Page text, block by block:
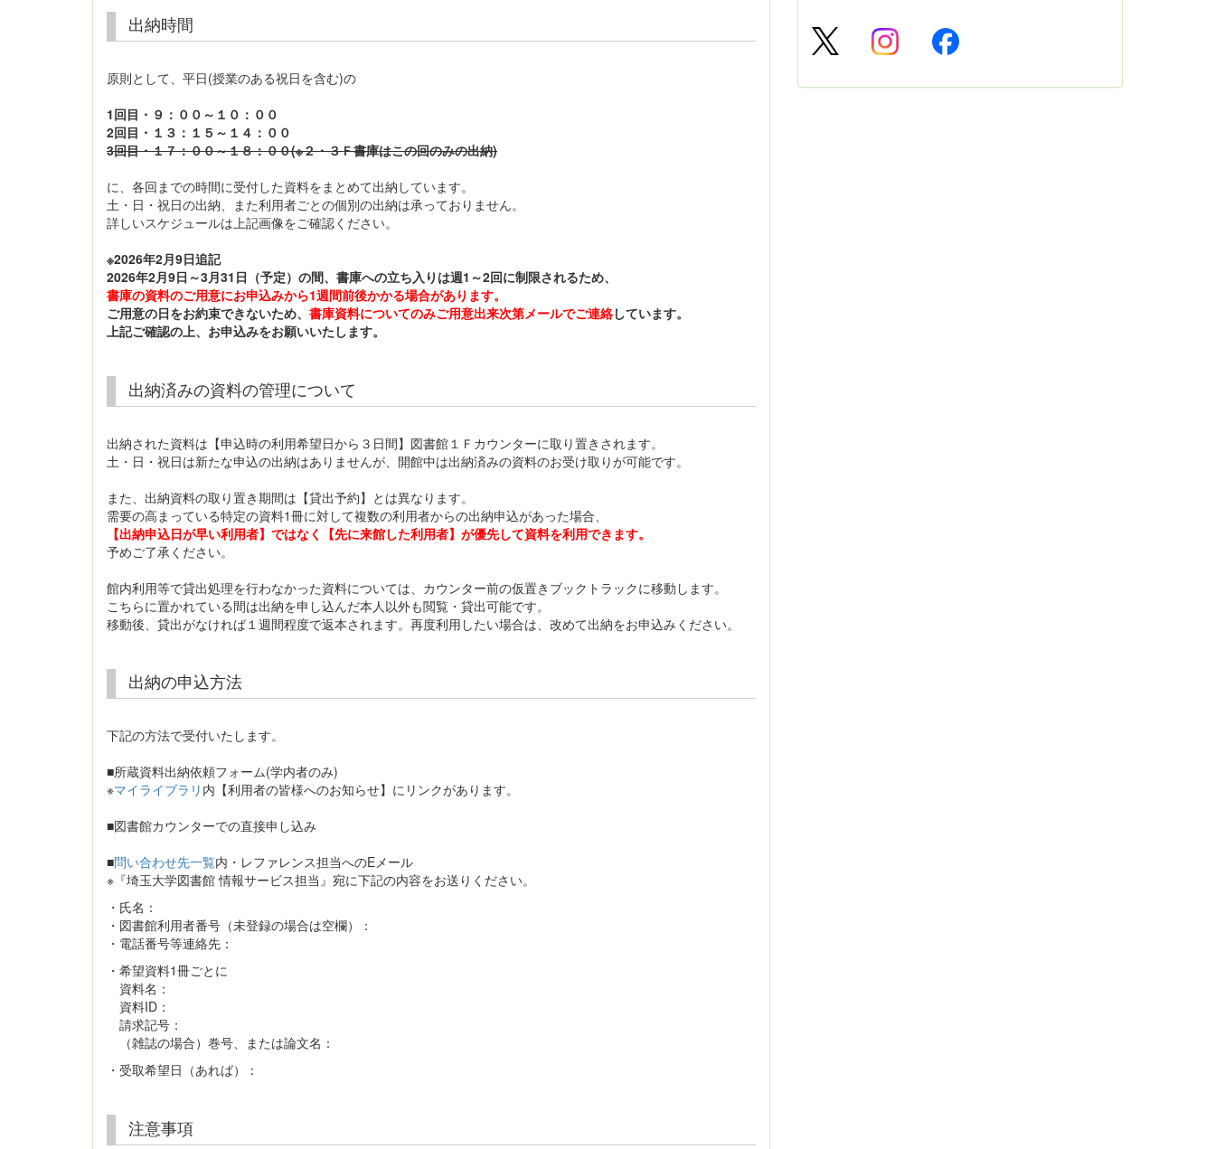
出納時間
原則として、平日(授業のある祝日を含む)の
1回目・９：００～１０：００
2回目・１３：１５～１４：００
3回目・１７：００～１８：００(※２・３Ｆ書庫はこの回のみの出納)
に、各回までの時間に受付した資料をまとめて出納しています。
土・日・祝日の出納、また利用者ごとの個別の出納は承っておりません。
詳しいスケジュールは上記画像をご確認ください。
※2026年2月9日追記
2026年2月9日～3月31日（予定）の間、書庫への立ち入りは週1～2回に制限されるため、
書庫の資料のご用意にお申込みから1週間前後かかる場合があります。
ご用意の日をお約束できないため、 書庫資料についてのみご用意出来次第メールでご連絡しています。
上記ご確認の上、お申込みをお願いいたします。
出納済みの資料の管理について
出納された資料は【申込時の利用希望日から３日間】図書館１Ｆカウンターに取り置きされます。
土・日・祝日は新たな申込の出納はありませんが、開館中は出納済みの資料のお受け取りが可能です。
また、出納資料の取り置き期間は【貸出予約】とは異なります。
需要の高まっている特定の資料1冊に対して複数の利用者からの出納申込があった場合、
【出納申込日が早い利用者】ではなく【先に来館した利用者】が優先して資料を利用できます。
予めご了承ください。
館内利用等で貸出処理を行わなかった資料については、カウンター前の仮置きブックトラックに移動します。
こちらに置かれている間は出納を申し込んだ本人以外も閲覧・貸出可能です。
移動後、貸出がなければ１週間程度で返本されます。再度利用したい場合は、改めて出納をお申込みください。
出納の申込方法
下記の方法で受付いたします。
■所蔵資料出納依頼フォーム(学内者のみ)
※マイライブラリ 内【利用者の皆様へのお知らせ】にリンクがあります。
■図書館カウンターでの直接申し込み
■問い合わせ先一覧内・レファレンス担当へのEメール
※『埼玉大学図書館 情報サービス担当』宛に下記の内容をお送りください。
・氏名：
・図書館利用者番号（未登録の場合は空欄）：
・電話番号等連絡先：
・希望資料1冊ごとに
資料名：
資料ID：
請求記号：
（雑誌の場合）巻号、または論文名：
・受取希望日（あれば）：
注意事項